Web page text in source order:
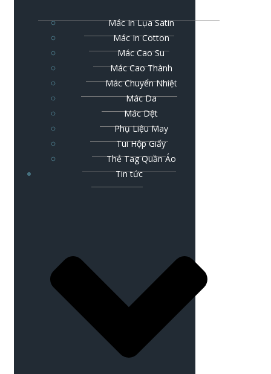
Mác In Lụa Satin
Mác In Cotton
Mác Cao Su
Mác Cao Thành
Mác Chuyển Nhiệt
Mác Da
Mác Dệt
Phụ Liệu May
Tui Hộp Giấy
Thẻ Tag Quần Áo
Tin tức